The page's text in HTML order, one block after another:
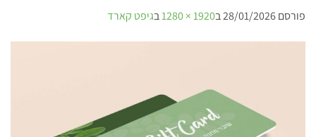
פורסם28/01/2026ב1920 × 1280 בגיפט קארד